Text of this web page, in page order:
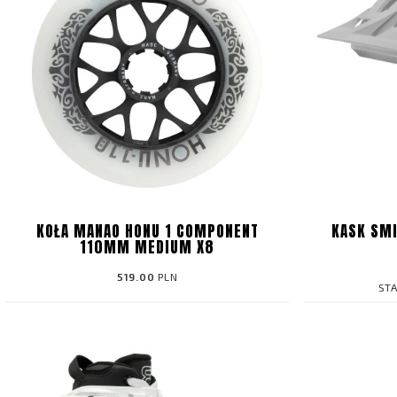
KOŁA MANAO HONU 1 COMPONENT
110MM MEDIUM X8
519.00 PLN
KASK